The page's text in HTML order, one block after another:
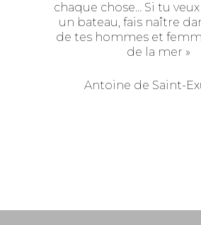
chaque chose… Si tu
un bateau, fais naître
de tes hommes et
de la mer »
Antoine de Saint-